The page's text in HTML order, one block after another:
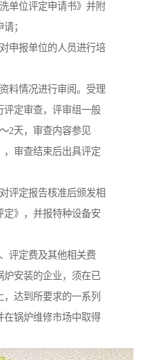
单位评定申请书》并附
；
申报单位的人员进行培
料情况进行审阅。受理
评定审查，评审组一般
2天，审查内容参见
，审查结束后出具评定
评定报告核准后颁发相
定》，并报特种设备安
评定费及其他相关费
炉安装的企业，须在已
达到所要求的一系列
在锅炉维修市场中取得